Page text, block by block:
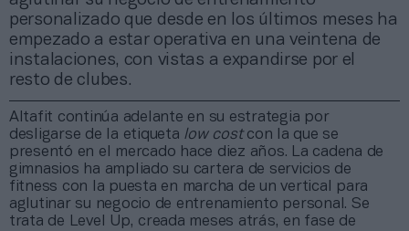
personalizado que desde en los últimos meses ha
empezado a estar operativa en una veintena de
instalaciones, con vistas a expandirse por el
resto de clubes.
Altafit continúa adelante en su estrategia por
desligarse de la etiqueta low costcon la que se
presentó en el mercado hace diez años. La cadena de
gimnasios ha ampliado su cartera de servicios de
fitness con la puesta en marcha de un vertical para
aglutinar su negocio de entrenamiento personal. Se
trata de Level Up, creada meses atrás, en fase de